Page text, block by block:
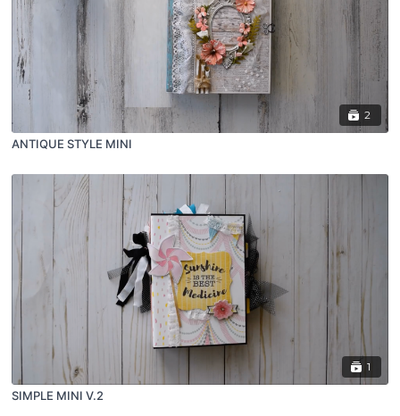
2
ANTIQUE STYLE MINI
1
SIMPLE MINI V.2